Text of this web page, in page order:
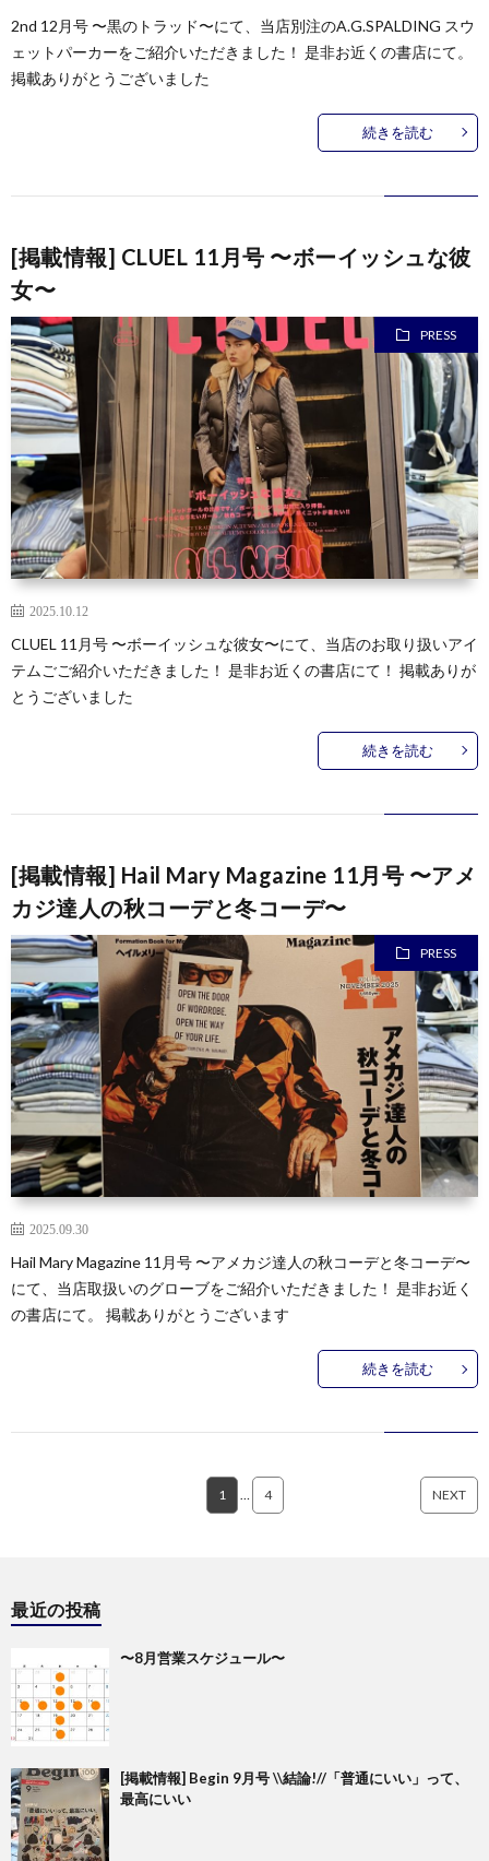
2nd 12月号 〜黒のトラッド〜にて、当店別注のA.G.SPALDING スウ
ェットパーカーをご紹介いただきました！ 是非お近くの書店にて。
掲載ありがとうございました
続きを読む
[掲載情報] CLUEL 11月号 〜ボーイッシュな彼
女〜
PRESS
2025.10.12
CLUEL 11月号 〜ボーイッシュな彼女〜にて、当店のお取り扱いアイ
テムごご紹介いただきました！ 是非お近くの書店にて！ 掲載ありが
とうございました
続きを読む
[掲載情報] Hail Mary Magazine 11月号 〜アメ
カジ達人の秋コーデと冬コーデ〜
PRESS
2025.09.30
Hail Mary Magazine 11月号 〜アメカジ達人の秋コーデと冬コーデ〜
にて、当店取扱いのグローブをご紹介いただきました！ 是非お近く
の書店にて。 掲載ありがとうございます
続きを読む
1 … 4 NEXT
最近の投稿
〜8月営業スケジュール〜
[掲載情報] Begin 9月号 \\結論!//「普通にいい」って、
最高にいい